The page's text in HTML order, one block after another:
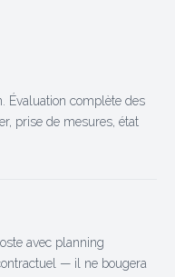
Évaluation complète des
prise de mesures, état
avec planning
— il ne bougera